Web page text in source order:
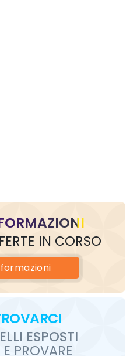
IN CORSO
ESPOSTI
PROVARE